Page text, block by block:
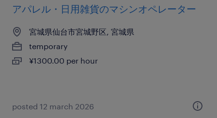
アパレル・日用雑貨のマシンオペレーター
宮城県仙台市宮城野区, 宮城県
temporary
¥1300.00 per hour
posted 12 march 2026